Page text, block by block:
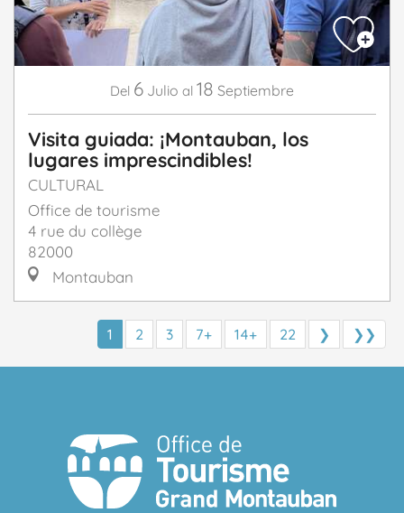
Del 6 Julio al 18 Septiembre
Visita guiada: ¡Montauban, los
lugares imprescindibles!
CULTURAL
Office de tourisme
4 rue du collège
82000
Montauban
1 2 3 7+ 14+ 22 ❯ ❯❯